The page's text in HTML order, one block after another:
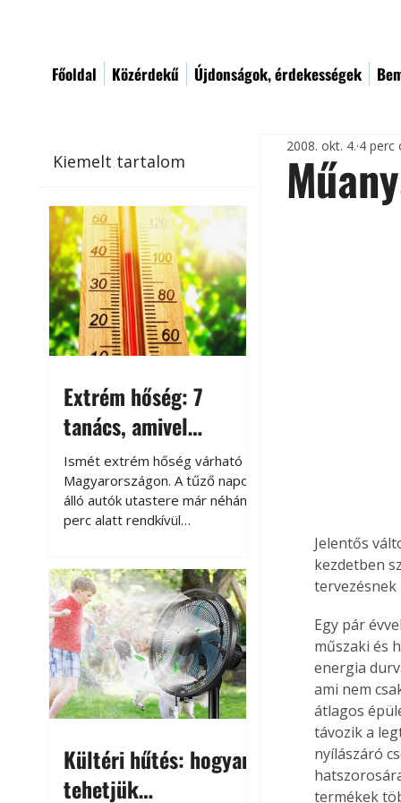
Főoldal Közérdekű Újdonságok, érdekességek
Kiemelt tartalom
Extrém hőség: 7
tanács, amivel
megóvhatjuk
autónkat a nyári
károktól
Ismét extrém hőség várható
Magyarországon. A tűző napon
álló autók utastere már néhány
perc alatt rendkívül
megközelítheti. Ez nemcsak a
beszállást teszi kellemetlenné,
hanem az autó állapotára és a
benne hagyott tárgyakra is
káros hatással lehet. Néhány
egyszerű óvintézkedéssel
azonban jelentősen
csökkenthetjük a hőség káros
Kültéri hűtés: hogyan
tehetjük
2008. okt. 4. 4 perc
Jelentős
kezdetben
Egy pár
műszaki és
energia
ami nem
átlagos
távozik a
nyílászáró
termékek